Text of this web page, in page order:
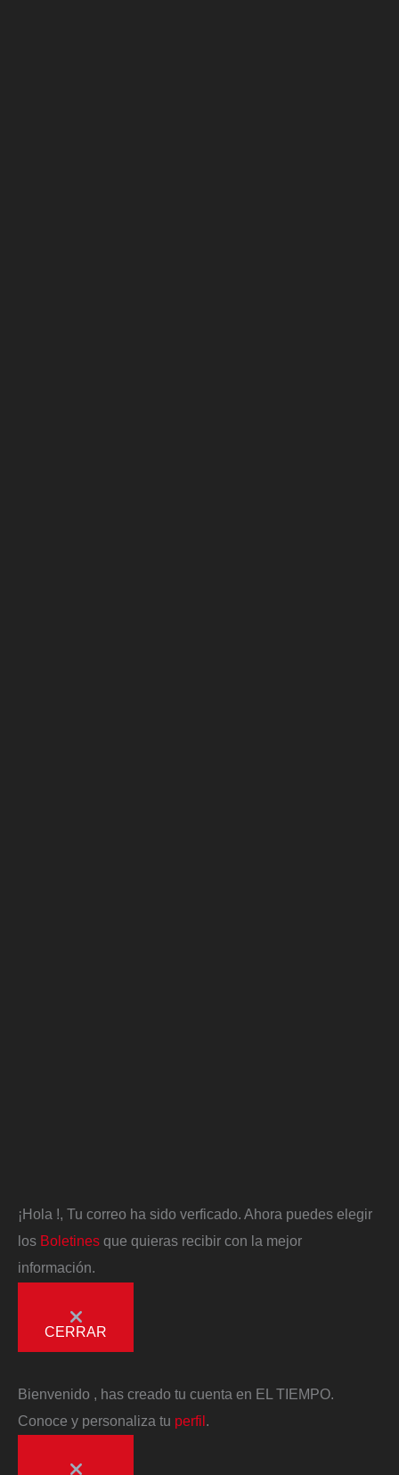
¡Hola !, Tu correo ha sido verficado. Ahora puedes elegir
los Boletines que quieras recibir con la mejor
información.
CERRAR
Bienvenido
, has creado tu cuenta en EL TIEMPO.
Conoce y personaliza tu perfil